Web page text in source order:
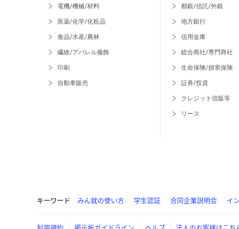
電機/機械/材料
医薬/化学/化粧品
食品/水産/農林
繊維/アパレル服飾
印刷
自動車販売
都銀/信託/外銀
地方銀行
信用金庫
総合商社/専門商社
生命保険/損害保険
証券/投資
クレジット信販等
リース
キーワード みん就の使い方 学生認証 合同企業説明会 イ